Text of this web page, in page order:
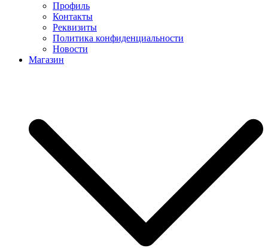
Профиль
Контакты
Реквизиты
Политика конфиденциальности
Новости
Магазин